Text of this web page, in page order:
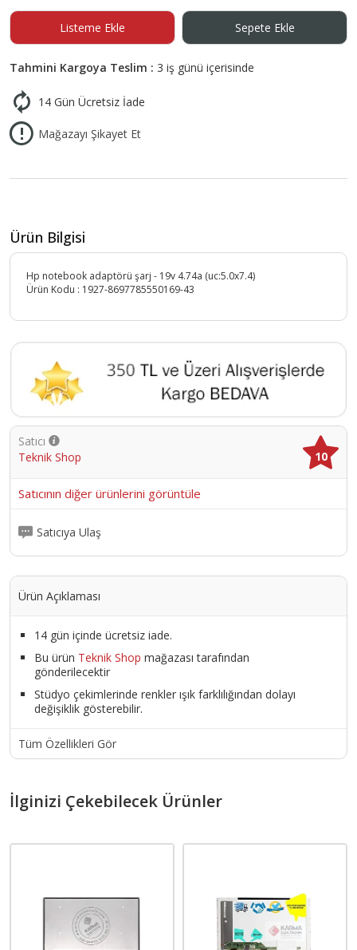
Listeme Ekle Sepete Ekle
Tahmini Kargoya Teslim : 3 iş günü içerisinde
14 Gün Ücretsiz İade
Mağazayı Şikayet Et
Ürün Bilgisi
Hp notebook adaptörü şarj - 19v 4.74a (uc:5.0x7.4)
Ürün Kodu : 1927-8697785550169-43
Satıcı
Teknik Shop
10
Satıcının diğer ürünlerini görüntüle
Satıcıya Ulaş
Ürün Açıklaması
14 gün içinde ücretsiz iade.
Bu ürün Teknik Shop mağazası tarafından
gönderilecektir
Stüdyo çekimlerinde renkler ışık farklılığından dolayı
değişiklik gösterebilir.
Tüm Özellikleri Gör
İlginizi Çekebilecek Ürünler